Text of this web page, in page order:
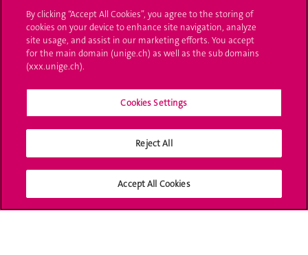
UNIGE Mobile
Médias
Offres d'emploi
Bibliothèque
Médias sociaux UNIGE
By clicking “Accept All Cookies”, you agree to the storing of
cookies on your device to enhance site navigation, analyze
site usage, and assist in our marketing efforts. You accept
for the main domain (unige.ch) as well as the sub domains
(xxx.unige.ch).
Cookies Settings
Reject All
Accept All Cookies